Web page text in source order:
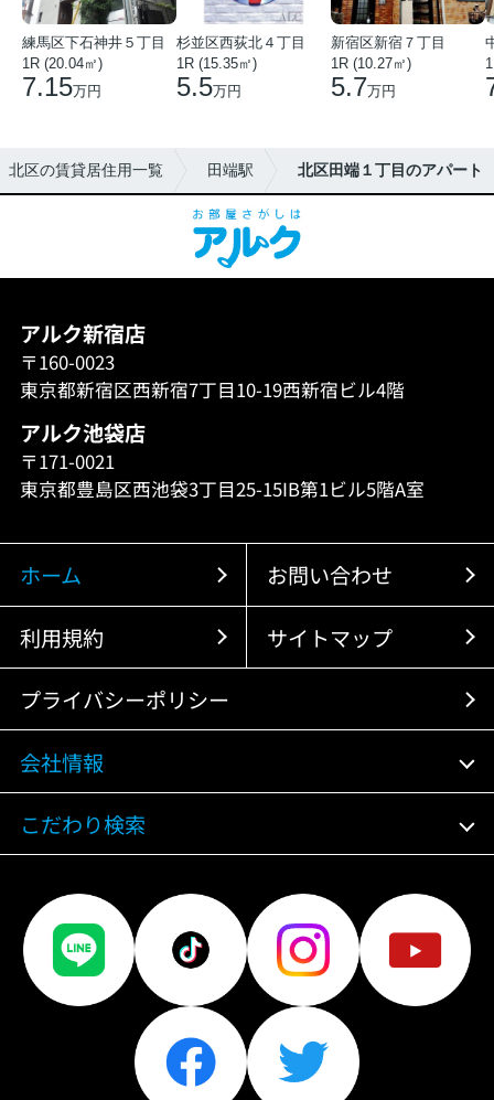
練馬区下石神井５丁目
1R (20.04㎡)
7.15万円
杉並区西荻北４丁目
1R (15.35㎡)
5.5万円
新宿区新宿７丁目
1R (10.27㎡)
5.7万円
北区の賃貸居住用一覧 田端駅 北区田端１丁目のアパート
アルク新宿店
〒160-0023
東京都新宿区西新宿7丁目10-19西新宿ビル4階
アルク池袋店
〒171-0021
東京都豊島区西池袋3丁目25-15IB第1ビル5階A室
ホーム お問い合わせ
利用規約 サイトマップ
プライバシーポリシー
会社情報
こだわり検索